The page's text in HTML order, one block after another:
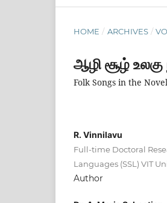
HOME / ARCHIVES /
ஆழி சூழ் உலகு
Folk Songs in the
R. Vinnilavu
Full-time Doctoral
Languages (SSL) VIT
Author